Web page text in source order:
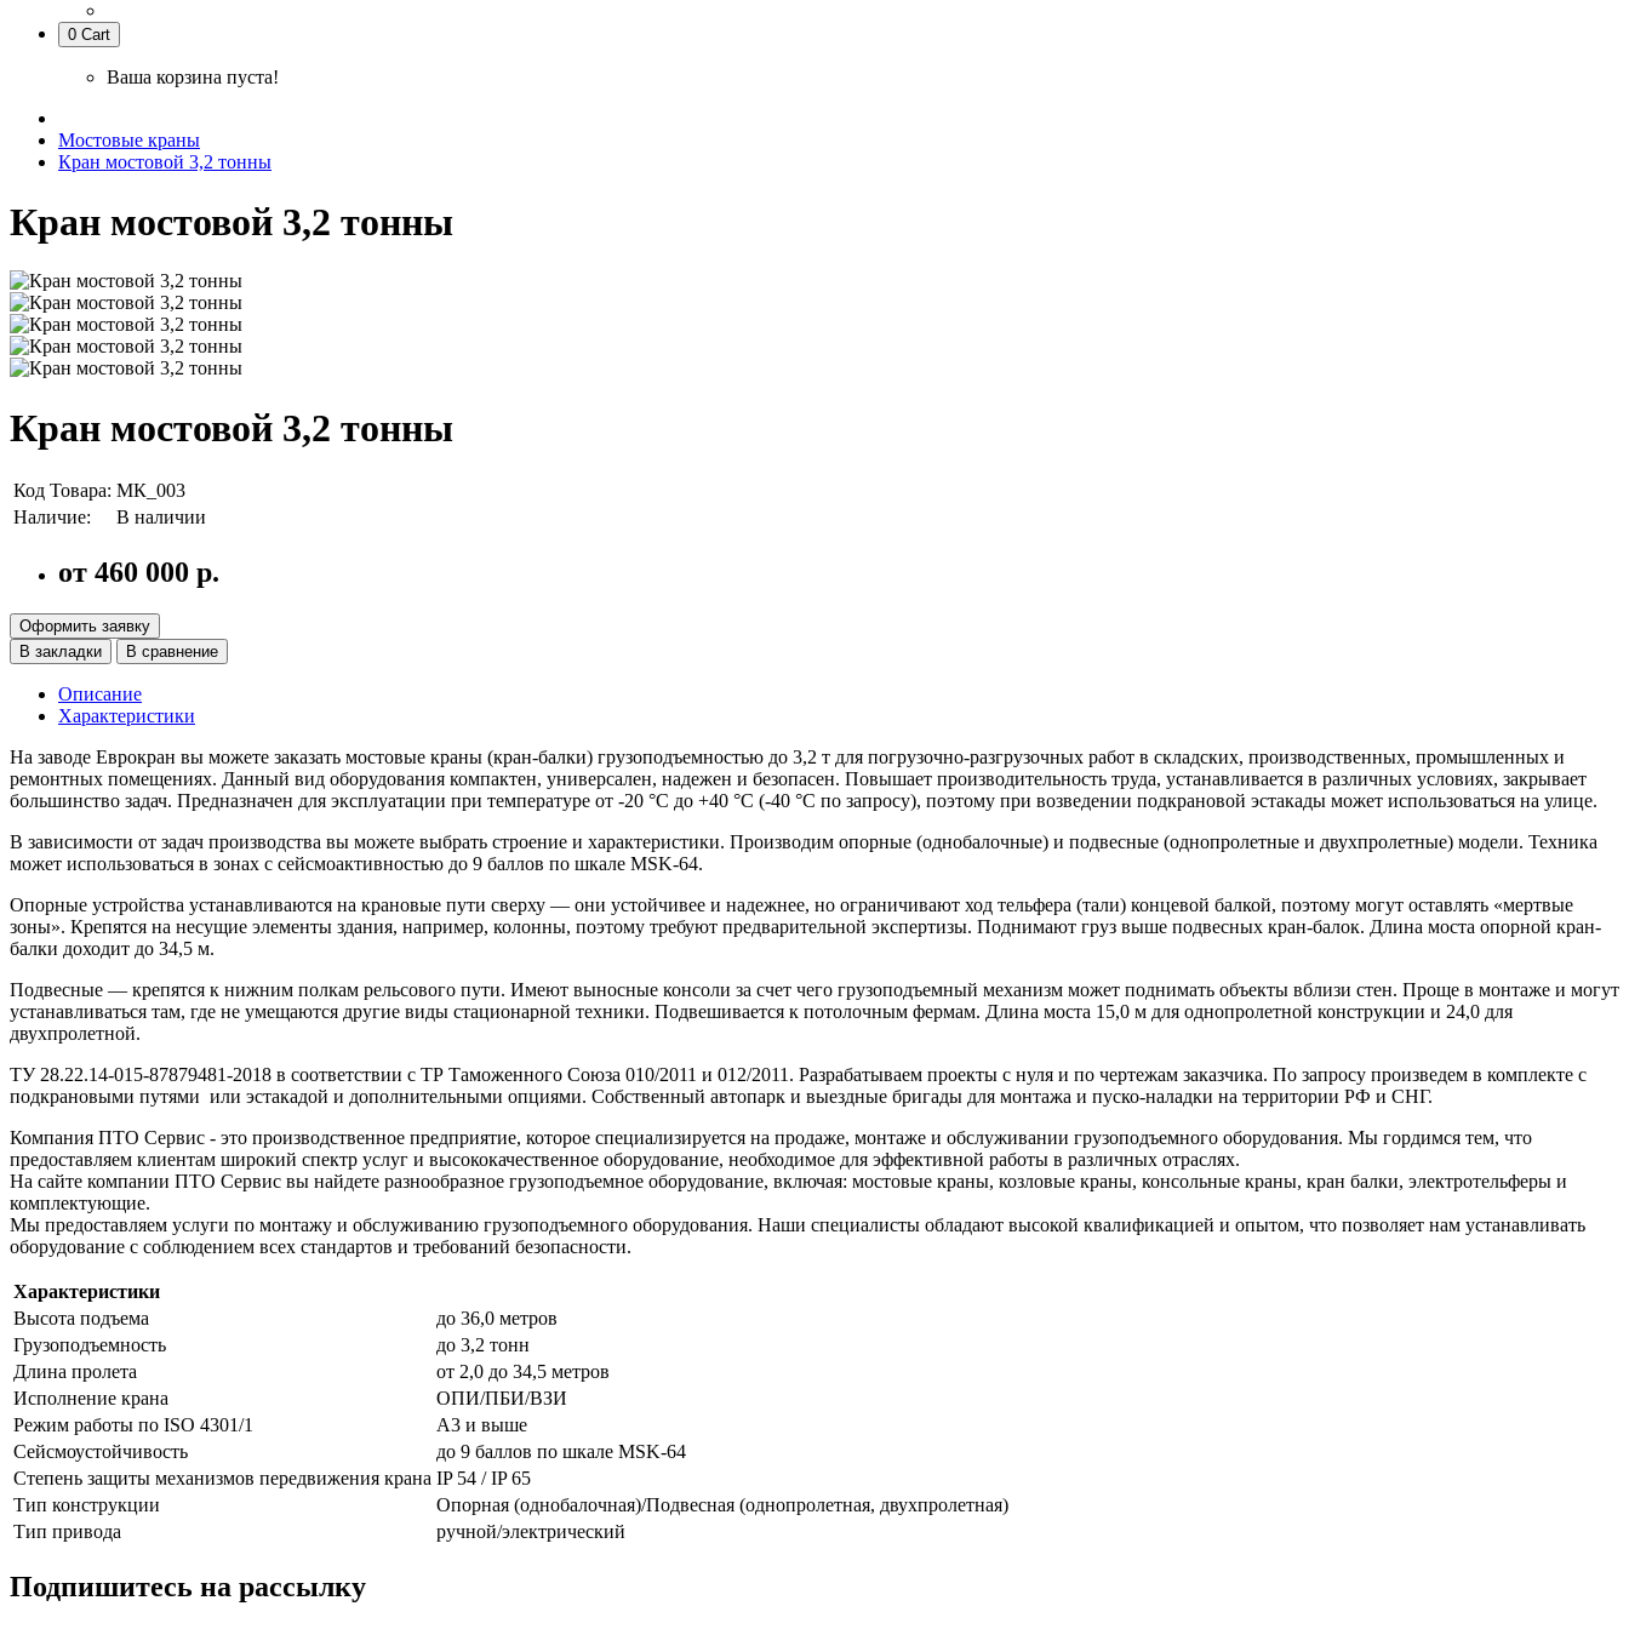
0 Cart
Ваша корзина пуста!
Мостовые краны
Кран мостовой 3,2 тонны
Кран мостовой 3,2 тонны
Кран мостовой 3,2 тонны
Код Товара: МК_003
Наличие:
В наличии
от 460 000 р.
Оформить заявку
В закладки
В сравнение
Описание
Характеристики
На заводе Еврокран вы можете заказать мостовые краны (кран-балки) грузоподъемностью до 3,2 т для погрузочно-разгрузочных работ в складских, производственных, промышленных и
ремонтных помещениях. Данный вид оборудования компактен, универсален, надежен и безопасен. Повышает производительность труда, устанавливается в различных условиях, закрывает
большинство задач. Предназначен для эксплуатации при температуре от -20 °С до +40 °С (-40 °С по запросу), поэтому при возведении подкрановой эстакады может использоваться на улице.
В зависимости от задач производства вы можете выбрать строение и характеристики. Производим опорные (однобалочные) и подвесные (однопролетные и двухпролетные) модели. Техника
может использоваться в зонах с сейсмоактивностью до 9 баллов по шкале MSK-64.
Опорные устройства устанавливаются на крановые пути сверху — они устойчивее и надежнее, но ограничивают ход тельфера (тали) концевой балкой, поэтому могут оставлять «мертвые
зоны». Крепятся на несущие элементы здания, например, колонны, поэтому требуют предварительной экспертизы. Поднимают груз выше подвесных кран-балок. Длина моста опорной кран-
балки доходит до 34,5 м.
Подвесные — крепятся к нижним полкам рельсового пути. Имеют выносные консоли за счет чего грузоподъемный механизм может поднимать объекты вблизи стен. Проще в монтаже и могут
устанавливаться там, где не умещаются другие виды стационарной техники. Подвешивается к потолочным фермам. Длина моста 15,0 м для однопролетной конструкции и 24,0 для
двухпролетной.
ТУ 28.22.14-015-87879481-2018 в соответствии с ТР Таможенного Союза 010/2011 и 012/2011. Разрабатываем проекты с нуля и по чертежам заказчика. По запросу произведем в комплекте с
подкрановыми путями или эстакадой и дополнительными опциями. Собственный автопарк и выездные бригады для монтажа и пуско-наладки на территории РФ и СНГ.
Компания ПТО Сервис - это производственное предприятие, которое специализируется на продаже, монтаже и обслуживании грузоподъемного оборудования. Мы гордимся тем, что
предоставляем клиентам широкий спектр услуг и высококачественное оборудование, необходимое для эффективной работы в различных отраслях.
На сайте компании ПТО Сервис вы найдете разнообразное грузоподъемное оборудование, включая: мостовые краны, козловые краны, консольные краны, кран балки, электротельферы и
комплектующие.
Мы предоставляем услуги по монтажу и обслуживанию грузоподъемного оборудования. Наши специалисты обладают высокой квалификацией и опытом, что позволяет нам устанавливать
оборудование с соблюдением всех стандартов и требований безопасности.
Характеристики
Высота подъема
до 36,0 метров
Грузоподъемность
до 3,2 тонн
Длина пролета
от 2,0 до 34,5 метров
Исполнение крана
ОПИ/ПБИ/ВЗИ
Режим работы по ISO 4301/1
А3 и выше
Сейсмоустойчивость
до 9 баллов по шкале MSK-64
Степень защиты механизмов передвижения крана IP 54 / IP 65
Тип конструкции
Опорная (однобалочная)/Подвесная (однопролетная, двухпролетная)
Тип привода
ручной/электрический
Подпишитесь на рассылку